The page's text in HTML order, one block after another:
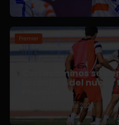
Premier
Correcaminos se
arranque del nuevo
5 de agosto de 2026